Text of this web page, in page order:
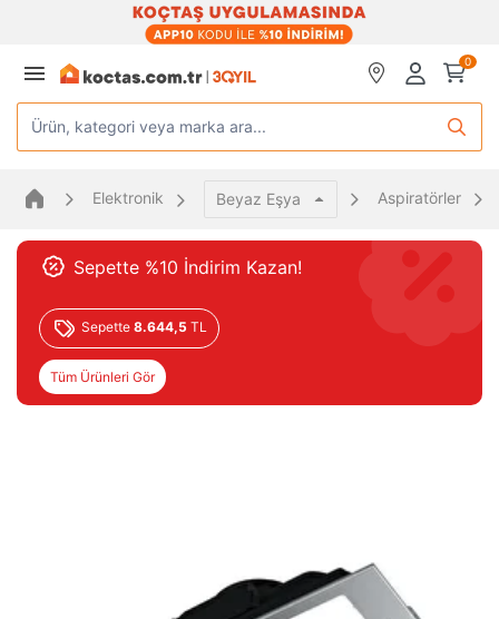
0
Ürün, kategori veya marka ara...
Elektronik Beyaz Eşya Aspiratörler
Sepette %10 İndirim Kazan!
Sepette 8.644,5 TL
Tüm Ürünleri Gör